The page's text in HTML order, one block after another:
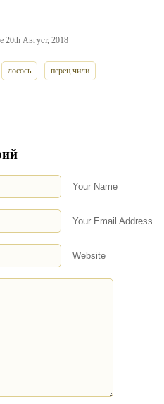
20th Август, 2018
лосось перец чили
Your Name
Your Email Address
Website